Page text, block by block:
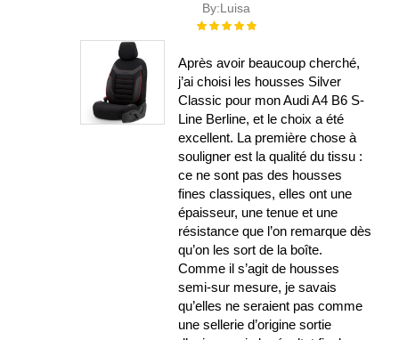
By:Luisa
Évaluation :
Après avoir beaucoup cherché,
j’ai choisi les housses Silver
Classic pour mon Audi A4 B6 S-
Line Berline, et le choix a été
excellent. La première chose à
souligner est la qualité du tissu :
ce ne sont pas des housses
fines classiques, elles ont une
épaisseur, une tenue et une
résistance que l’on remarque dès
qu’on les sort de la boîte.
Comme il s’agit de housses
semi-sur mesure, je savais
qu’elles ne seraient pas comme
une sellerie d’origine sortie